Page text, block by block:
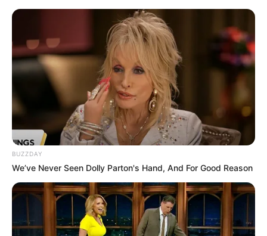
BUZZDAY
We’ve Never Seen Dolly Parton's Hand, And For Good Reason